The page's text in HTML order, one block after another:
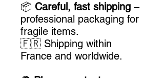
📦 Careful, fast shipping –
professional packaging for
fragile items.
🇫🇷 Shipping within
France and worldwide.